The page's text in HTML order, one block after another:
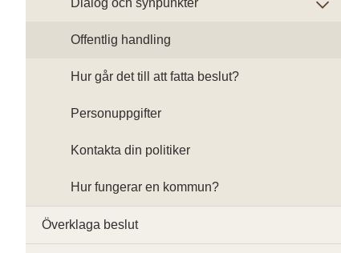
Dialog och synpunkter
Offentlig handling
Hur går det till att fatta beslut?
Personuppgifter
Kontakta din politiker
Hur fungerar en kommun?
Överklaga beslut